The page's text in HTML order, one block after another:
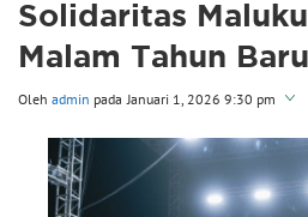
Solidaritas
Malam Tahun Baru
Oleh admin pada Januari 1, 2026 9:30 pm